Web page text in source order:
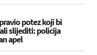
potez koji bi
slijediti: policija
apel